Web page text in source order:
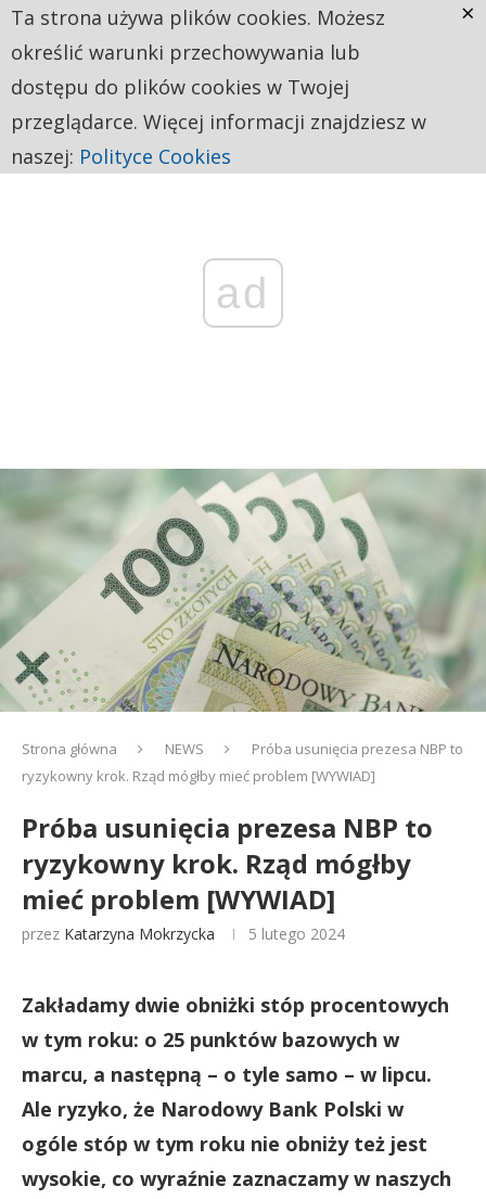
ad
Strona główna NEWS
Próba usunięcia prezesa NBP to
ryzykowny krok. Rząd mógłby mieć problem [WYWIAD]
Próba usunięcia prezesa NBP to
ryzykowny krok. Rząd mógłby
mieć problem [WYWIAD]
przez Katarzyna Mokrzycka 5 lutego 2024
Zakładamy dwie obniżki stóp procentowych
w tym roku: o 25 punktów bazowych w
marcu, a następną – o tyle samo – w lipcu.
Ale ryzyko, że Narodowy Bank Polski w
ogóle stóp w tym roku nie obniży też jest
wysokie, co wyraźnie zaznaczamy w naszych
Ta strona używa plików cookies. Możesz
określić warunki przechowywania lub
dostępu do plików cookies w Twojej
przeglądarce. Więcej informacji znajdziesz w
naszej: Polityce Cookies
×